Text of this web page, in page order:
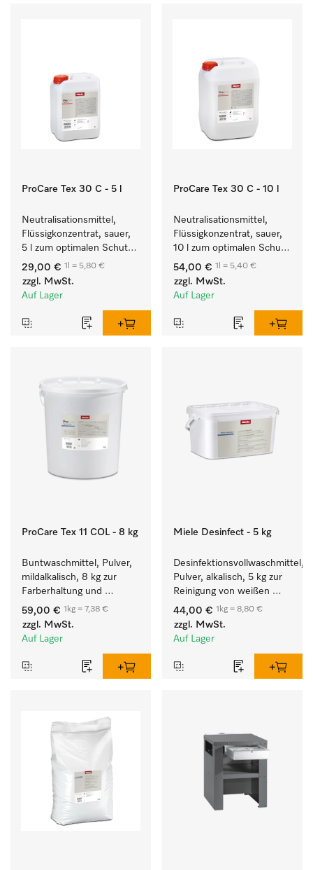
ProCare Tex 30 C - 5 l
Neutralisationsmittel,
Flüssigkonzentrat, sauer,
5 l zum optimalen Schutz
der Textilien durch
zuverlässige
Neutralisation.
29,00 € 1l = 5,80 €
zzgl. MwSt.
Auf Lager
ProCare Tex 30 C - 10 l
Neutralisationsmittel,
Flüssigkonzentrat, sauer,
10 l zum optimalen Schutz
der Textilien durch
zuverlässige
Neutralisation.
54,00 € 1l = 5,40 €
zzgl. MwSt.
Auf Lager
ProCare Tex 11 COL - 8 kg
Buntwaschmittel, Pulver,
mildalkalisch, 8 kg zur
Farberhaltung und
Reinigung von
Buntwäsche.
59,00 € 1kg = 7,38 €
zzgl. MwSt.
Auf Lager
Miele Desinfect - 5 kg
Desinfektionsvollwaschmittel,
Pulver, alkalisch, 5 kg zur
Reinigung von weißen
Textilien und farbechter
Buntwäsche.
44,00 € 1kg = 8,80 €
zzgl. MwSt.
Auf Lager